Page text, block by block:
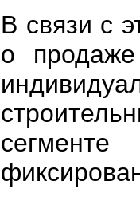
В связи с
о продаже
сегменте